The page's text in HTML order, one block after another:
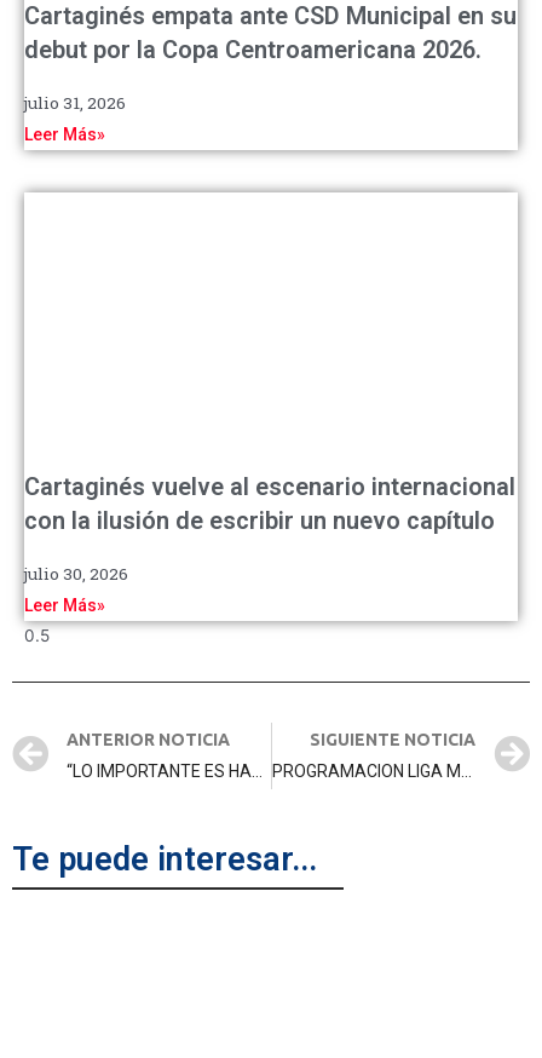
Cartaginés empata ante CSD Municipal en su
debut por la Copa Centroamericana 2026.
julio 31, 2026
Leer Más»
Cartaginés vuelve al escenario internacional
con la ilusión de escribir un nuevo capítulo
julio 30, 2026
Leer Más»
ANTERIOR NOTICIA
“LO IMPORTANTE ES HABER SUMADO DE VISITANTE, QUE A LO LARGO DEL TORNEO NOS HA COSTADO”
SIGUIENTE NOTICIA
PROGRAMACION LIGA MENOR.
Te puede interesar...